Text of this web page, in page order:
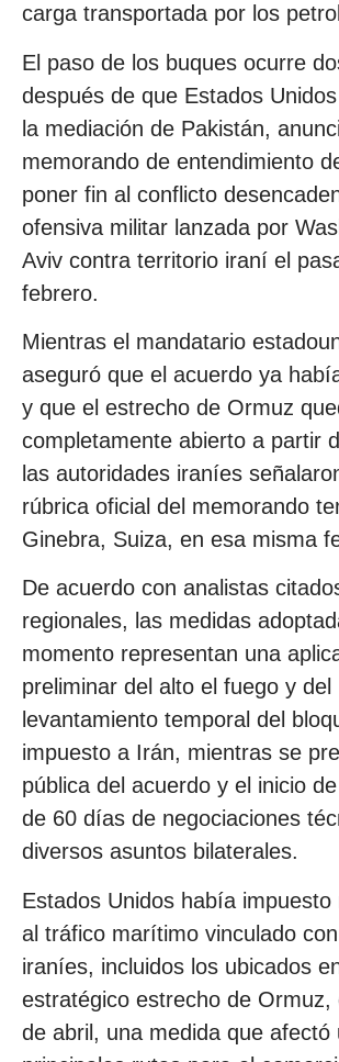
carga transportada por los
El paso de los buques ocurre
después de que Estados
la mediación de Pakistán,
memorando de entendimiento
poner fin al conflicto
ofensiva militar lanzada por
Aviv contra territorio iraní el
febrero.
Mientras el mandatario
aseguró que el acuerdo ya
y que el estrecho de Ormuz
completamente abierto a partir
las autoridades iraníes
rúbrica oficial del memorando
Ginebra, Suiza, en esa misma
De acuerdo con analistas
regionales, las medidas
momento representan una
preliminar del alto el fuego y del
levantamiento temporal del
impuesto a Irán, mientras se
pública del acuerdo y el inicio
de 60 días de negociaciones
diversos asuntos bilaterales.
Estados Unidos había impuesto
al tráfico marítimo vinculado
iraníes, incluidos los ubicados
estratégico estrecho de Ormuz,
de abril, una medida que afectó